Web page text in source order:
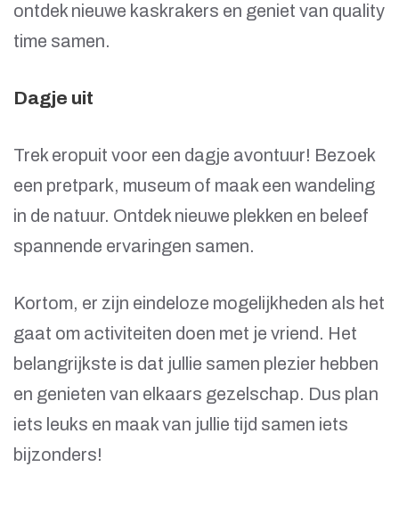
ontdek nieuwe kaskrakers en geniet van quality
time samen.
Dagje uit
Trek eropuit voor een dagje avontuur! Bezoek
een pretpark, museum of maak een wandeling
in de natuur. Ontdek nieuwe plekken en beleef
spannende ervaringen samen.
Kortom, er zijn eindeloze mogelijkheden als het
gaat om activiteiten doen met je vriend. Het
belangrijkste is dat jullie samen plezier hebben
en genieten van elkaars gezelschap. Dus plan
iets leuks en maak van jullie tijd samen iets
bijzonders!